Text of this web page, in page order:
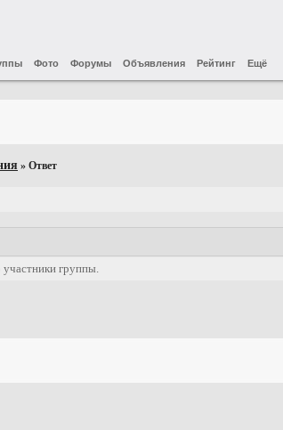
Фото Форумы Объявления Рейтинг Ещё
» Ответ
участники группы.